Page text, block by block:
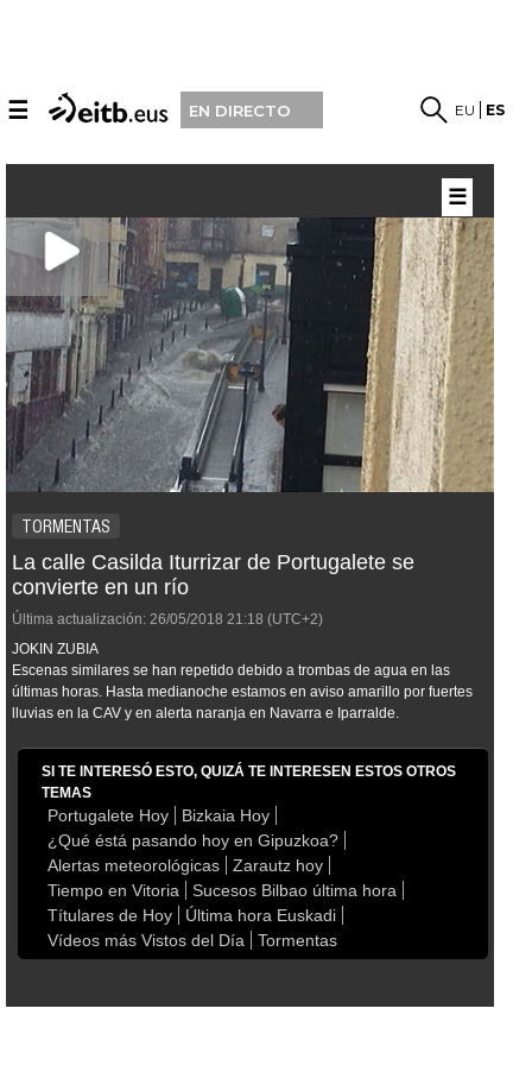
☰ EN DIRECTO EU ES
TORMENTAS
La calle Casilda Iturrizar de Portugalete se
convierte en un río
Última actualización: 26/05/2018 21:18 (UTC+2)
JOKIN ZUBIA
Escenas similares se han repetido debido a trombas de agua en las
últimas horas. Hasta medianoche estamos en aviso amarillo por fuertes
lluvias en la CAV y en alerta naranja en Navarra e Iparralde.
SI TE INTERESÓ ESTO, QUIZÁ TE INTERESEN ESTOS OTROS
TEMAS
Portugalete Hoy
Bizkaia Hoy
¿Qué éstá pasando hoy en Gipuzkoa?
Alertas meteorológicas
Zarautz hoy
Tiempo en Vitoria
Sucesos Bilbao última hora
Títulares de Hoy
Última hora Euskadi
Vídeos más Vistos del Día
Tormentas
☰